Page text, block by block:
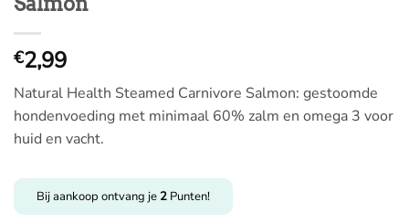
€2,99
Natural Health Steamed Carnivore Salmon: gestoomde
hondenvoeding met minimaal 60% zalm en omega 3 voor
huid en vacht.
Bij aankoop ontvang je 2 Punten!